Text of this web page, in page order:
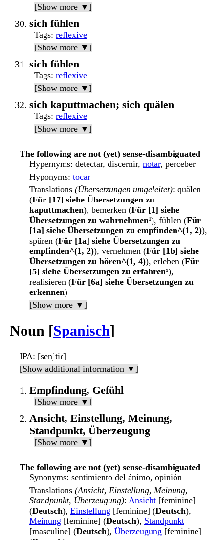
[Show more ▼]
sich fühlen
Tags: reflexive
[Show more ▼]
sich fühlen
Tags: reflexive
[Show more ▼]
sich kaputtmachen; sich quälen
Tags: reflexive
[Show more ▼]
The following are not (yet) sense-disambiguated
Hypernyms: detectar, discernir, notar, perceber
Hyponyms: tocar
Translations (Übersetzungen umgeleitet): quälen
(Für [17] siehe Übersetzungen zu
kaputtmachen), bemerken (Für [1] siehe
Übersetzungen zu wahrnehmen¹), fühlen (Für
[1a] siehe Übersetzungen zu empfinden^(1, 2)),
spüren (Für [1a] siehe Übersetzungen zu
empfinden^(1, 2)), vernehmen (Für [1b] siehe
Übersetzungen zu hören^(1, 4)), erleben (Für
[5] siehe Übersetzungen zu erfahren¹),
realisieren (Für [6a] siehe Übersetzungen zu
erkennen)
[Show more ▼]
Noun [Spanisch]
IPA: [sen̩ˈtiɾ]
[Show additional information ▼]
Empfindung, Gefühl
[Show more ▼]
Ansicht, Einstellung, Meinung,
Standpunkt, Überzeugung
[Show more ▼]
The following are not (yet) sense-disambiguated
Synonyms: sentimiento del ánimo, opinión
Translations (Ansicht, Einstellung, Meinung,
Standpunkt, Überzeugung): Ansicht [feminine]
(Deutsch), Einstellung [feminine] (Deutsch),
Meinung [feminine] (Deutsch), Standpunkt
[masculine] (Deutsch), Überzeugung [feminine]